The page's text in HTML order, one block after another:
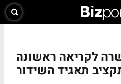
לקריאה ראשונה
תאגיד השידור